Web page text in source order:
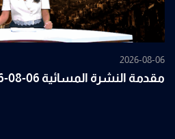
2026-08-06
مقدمة النشرة المسائية 06-08-2026